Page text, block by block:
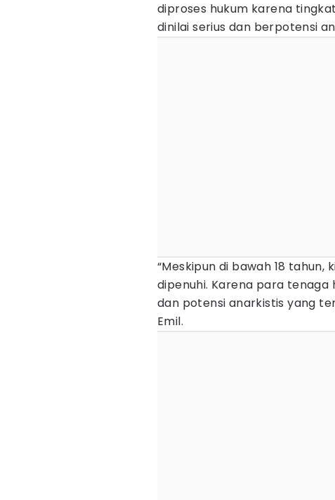
diproses hukum karena
dinilai serius dan berpotensi
“Meskipun di bawah 18
dipenuhi. Karena para
dan potensi anarkistis yang
Emil.